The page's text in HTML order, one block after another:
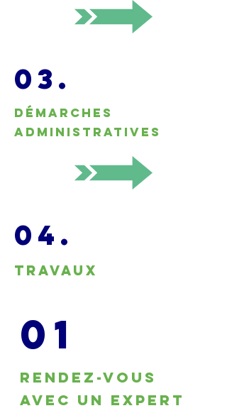
03.
Démarches
administratives
04.
Travaux
01
Rendez-vous
avec un expert